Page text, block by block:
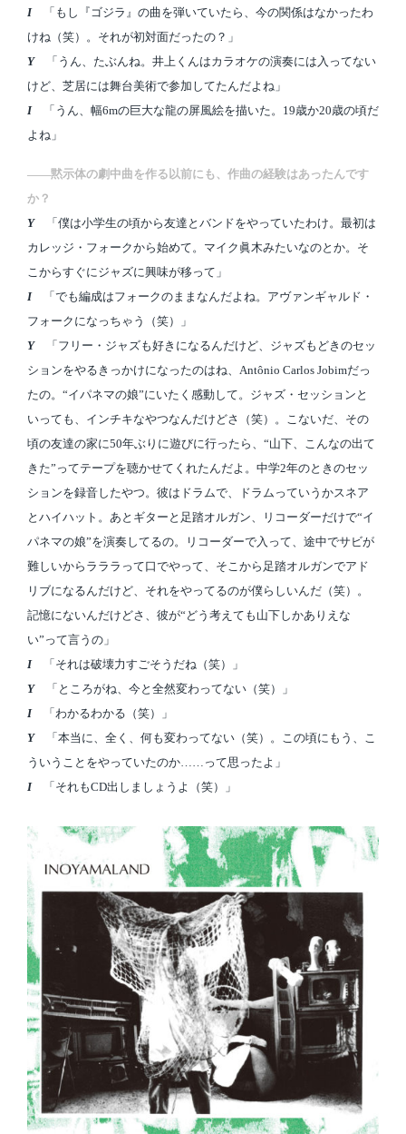
I「もし『ゴジラ』の曲を弾いていたら、今の関係はなかったわ
けね（笑）。それが初対面だったの？」
Y「うん、たぶんね。井上くんはカラオケの演奏には入ってない
けど、芝居には舞台美術で参加してたんだよね」
I「うん、幅6mの巨大な龍の屏風絵を描いた。19歳か20歳の頃だ
よね」
――黙示体の劇中曲を作る以前にも、作曲の経験はあったんです
か？
Y「僕は小学生の頃から友達とバンドをやっていたわけ。最初は
カレッジ・フォークから始めて。マイク眞木みたいなのとか。そ
こからすぐにジャズに興味が移って」
I「でも編成はフォークのままなんだよね。アヴァンギャルド・
フォークになっちゃう（笑）」
Y「フリー・ジャズも好きになるんだけど、ジャズもどきのセッ
ションをやるきっかけになったのはね、Antônio Carlos Jobimだっ
たの。“イパネマの娘”にいたく感動して。ジャズ・セッションと
いっても、インチキなやつなんだけどさ（笑）。こないだ、その
頃の友達の家に50年ぶりに遊びに行ったら、“山下、こんなの出て
きた”ってテープを聴かせてくれたんだよ。中学2年のときのセッ
ションを録音したやつ。彼はドラムで、ドラムっていうかスネア
とハイハット。あとギターと足踏オルガン、リコーダーだけで“イ
パネマの娘”を演奏してるの。リコーダーで入って、途中でサビが
難しいからラララって口でやって、そこから足踏オルガンでアド
リブになるんだけど、それをやってるのが僕らしいんだ（笑）。
記憶にないんだけどさ、彼が“どう考えても山下しかありえな
い”って言うの」
I「それは破壊力すごそうだね（笑）」
Y「ところがね、今と全然変わってない（笑）」
I「わかるわかる（笑）」
Y「本当に、全く、何も変わってない（笑）。この頃にもう、こ
ういうことをやっていたのか……って思ったよ」
I「それもCD出しましょうよ（笑）」